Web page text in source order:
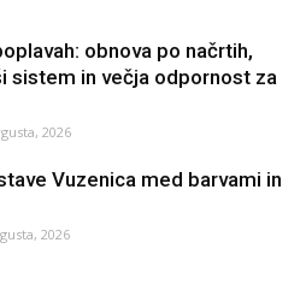
obnova po načrtih,
sistem in večja odpornost za
2026
Vuzenica med barvami in
2026